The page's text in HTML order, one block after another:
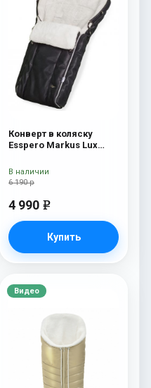
Конверт в коляску
Esspero Markus Lux
овечья шерсть) Black
6 190 р
4 990 e
Купить
В наличии
Видео